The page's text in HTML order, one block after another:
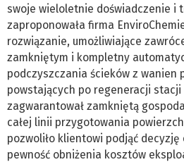
swoje wieloletnie doświadczenie i
zaproponowała firma
rozwiązanie, umożliwiające
zamkniętym i kompletny
podczyszczania ścieków z wanien
powstających po regeneracji stacji
zagwarantował zamkniętą
całej linii przygotowania
pozwoliło klientowi podjąć decyzję
pewność obniżenia kosztów